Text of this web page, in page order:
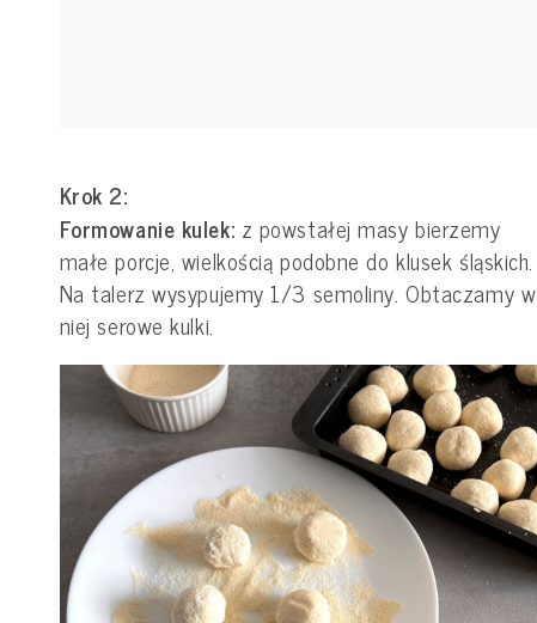
Krok 2:
Formowanie kulek: z powstałej masy bierzemy
małe porcje, wielkością podobne do klusek śląskich.
Na talerz wysypujemy 1/3 semoliny. Obtaczamy w
niej serowe kulki.